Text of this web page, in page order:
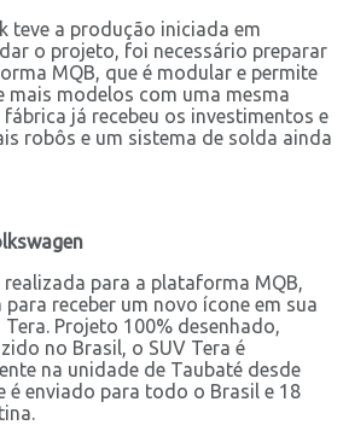
teve a produção iniciada em
o projeto, foi necessário preparar
MQB, que é modular e permite
mais modelos com uma mesma
fábrica já recebeu os investimentos e
robôs e um sistema de solda ainda
para a plataforma MQB,
receber um novo ícone em sua
Projeto 100% desenhado,
no Brasil, o SUV Tera é
na unidade de Taubaté desde
é enviado para todo o Brasil e 18